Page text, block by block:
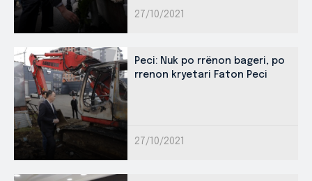
27/10/2021
Peci: Nuk po rrënon bageri, po
rrenon kryetari Faton Peci
27/10/2021